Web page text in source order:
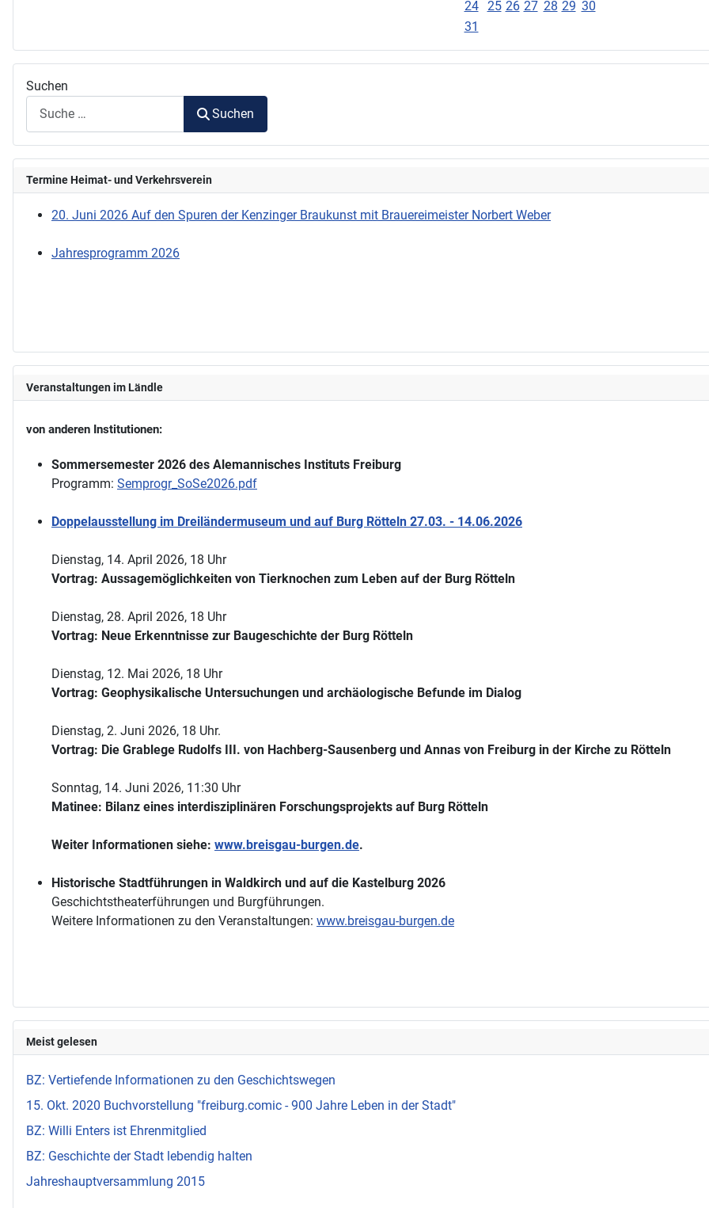
24
25 26 27 28 29 30
31
Suchen
Suchen
Termine Heimat- und Verkehrsverein
20. Juni 2026 Auf den Spuren der Kenzinger Braukunst mit Brauereimeister Norbert Weber
Jahresprogramm 2026
Veranstaltungen im Ländle
von anderen Institutionen:
Sommersemester 2026 des Alemannisches Instituts Freiburg
Programm: Semprogr_SoSe2026.pdf
Doppelausstellung im Dreiländermuseum und auf Burg Rötteln 27.03. - 14.06.2026
Dienstag, 14. April 2026, 18 Uhr
Vortrag: Aussagemöglichkeiten von Tierknochen zum Leben auf der Burg Rötteln
Dienstag, 28. April 2026, 18 Uhr
Vortrag: Neue Erkenntnisse zur Baugeschichte der Burg Rötteln
Dienstag, 12. Mai 2026, 18 Uhr
Vortrag: Geophysikalische Untersuchungen und archäologische Befunde im Dialog
Dienstag, 2. Juni 2026, 18 Uhr.
Vortrag: Die Grablege Rudolfs III. von Hachberg-Sausenberg und Annas von Freiburg in der Kirche zu Rötteln
Sonntag, 14. Juni 2026, 11:30 Uhr
Matinee: Bilanz eines interdisziplinären Forschungsprojekts auf Burg Rötteln
Weiter Informationen siehe: www.breisgau-burgen.de.
Historische Stadtführungen in Waldkirch und auf die Kastelburg 2026
Geschichtstheaterführungen und Burgführungen.
Weitere Informationen zu den Veranstaltungen: www.breisgau-burgen.de
Meist gelesen
BZ: Vertiefende Informationen zu den Geschichtswegen
15. Okt. 2020 Buchvorstellung "freiburg.comic - 900 Jahre Leben in der Stadt"
BZ: Willi Enters ist Ehrenmitglied
BZ: Geschichte der Stadt lebendig halten
Jahreshauptversammlung 2015